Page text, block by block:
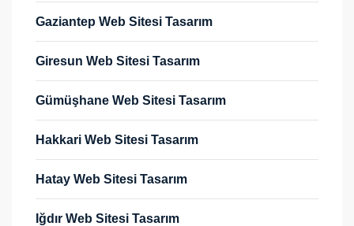
Gaziantep Web Sitesi Tasarım
Giresun Web Sitesi Tasarım
Gümüşhane Web Sitesi Tasarım
Hakkari Web Sitesi Tasarım
Hatay Web Sitesi Tasarım
Iğdır Web Sitesi Tasarım